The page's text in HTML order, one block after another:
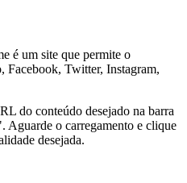
é um site que permite o
Facebook, Twitter, Instagram,
do conteúdo desejado na barra
o carregamento e clique
desejada.